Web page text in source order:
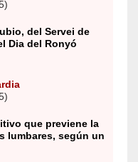
del Servei de
Dia del Ronyó
que previene la
lumbares, según un